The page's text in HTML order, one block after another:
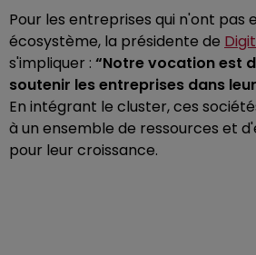
Pour les entreprises qui n'ont pas
écosystème, la présidente de
s'impliquer : “Notre vocation est
soutenir les entreprises dans
En intégrant le cluster, ces
à un ensemble de ressources et
pour leur croissance.